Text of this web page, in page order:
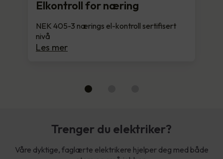
Elkontroll for næring
NEK 405-3 nærings el-kontroll sertifisert
nivå
Les mer
Trenger du elektriker?
Våre dyktige, faglærte elektrikere hjelper deg med både